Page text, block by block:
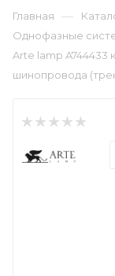
Главная —
Однофазные
Arte lamp A744433
шинопровода